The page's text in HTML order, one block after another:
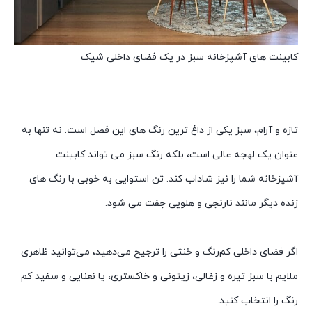
کابینت های آشپزخانه سبز در یک فضای داخلی شیک
تازه و آرام، سبز یکی از داغ ترین رنگ های این فصل است. نه تنها به
عنوان یک لهجه عالی است، بلکه رنگ سبز می تواند کابینت
آشپزخانه شما را نیز شاداب کند. تن استوایی به خوبی با رنگ های
زنده دیگر مانند نارنجی و هلویی جفت می شود.
اگر فضای داخلی کم‌رنگ و خنثی را ترجیح می‌دهید، می‌توانید ظاهری
ملایم با سبز تیره و زغالی، زیتونی و خاکستری، یا نعنایی و سفید کم
رنگ را انتخاب کنید.